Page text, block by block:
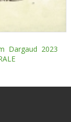
Dargaud 2023